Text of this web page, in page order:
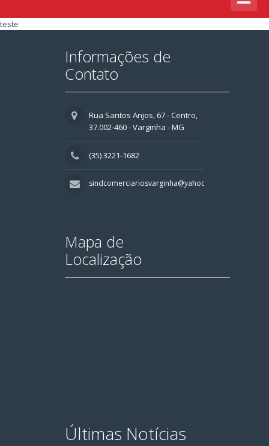
teste
Informações de
Contato
Rua Santos Anjos, 67 - Centro,
37.002-460 - Varginha - MG
(35) 3221-1682
sindcomerciariosvarginha@yahoo.com.br
Mapa de
Localização
Últimas Notícias